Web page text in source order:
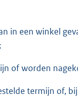
in een winkel
of worden
termijn of,